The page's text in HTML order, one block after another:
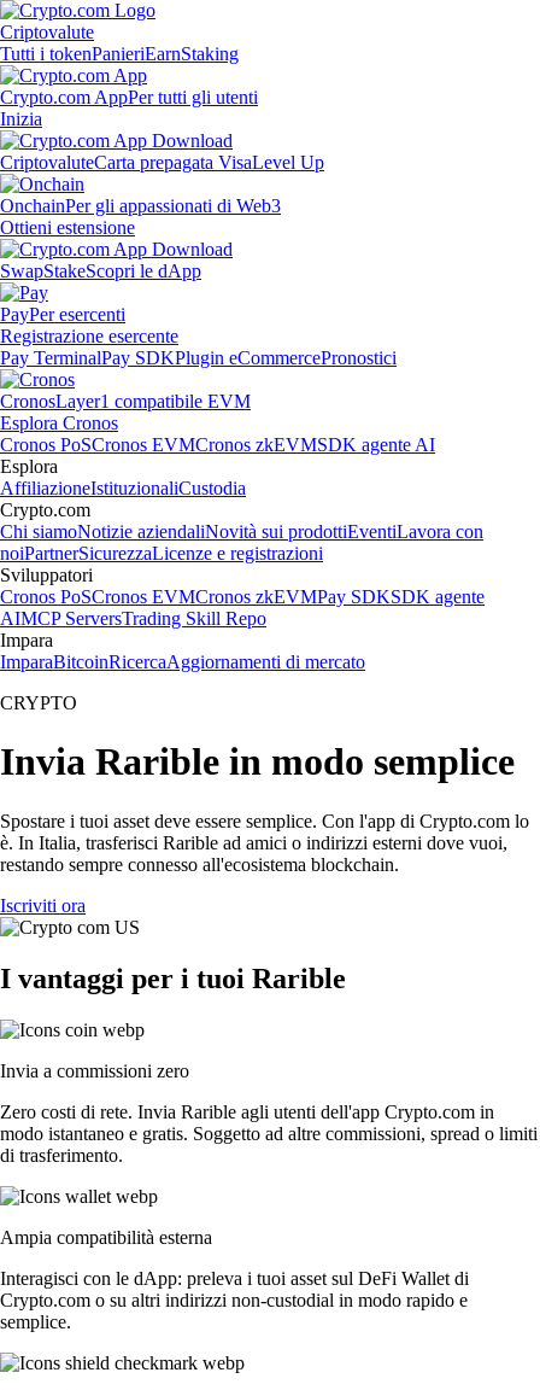
Criptovalute
Tutti i tokenPanieriEarnStaking
Crypto.com AppPer tutti gli utenti
Inizia
CriptovaluteCarta prepagata VisaLevel Up
OnchainPer gli appassionati di Web3
Ottieni estensione
SwapStakeScopri le dApp
PayPer esercenti
Registrazione esercente
Pay TerminalPay SDKPlugin eCommercePronostici
CronosLayer1 compatibile EVM
Esplora Cronos
Cronos PoSCronos EVMCronos zkEVMSDK agente AI
Esplora
AffiliazioneIstituzionaliCustodia
Crypto.com
Chi siamoNotizie aziendaliNovità sui prodottiEventiLavora con
noiPartnerSicurezzaLicenze e registrazioni
Sviluppatori
Cronos PoSCronos EVMCronos zkEVMPay SDKSDK agente
AIMCP ServersTrading Skill Repo
Impara
ImparaBitcoinRicercaAggiornamenti di mercato
CRYPTO
Invia Rarible in modo semplice
Spostare i tuoi asset deve essere semplice. Con l'app di Crypto.com lo
è. In Italia, trasferisci Rarible ad amici o indirizzi esterni dove vuoi,
restando sempre connesso all'ecosistema blockchain.
Iscriviti ora
I vantaggi per i tuoi Rarible
Invia a commissioni zero
Zero costi di rete. Invia Rarible agli utenti dell'app Crypto.com in
modo istantaneo e gratis. Soggetto ad altre commissioni, spread o limiti
di trasferimento.
Ampia compatibilità esterna
Interagisci con le dApp: preleva i tuoi asset sul DeFi Wallet di
Crypto.com o su altri indirizzi non-custodial in modo rapido e
semplice.